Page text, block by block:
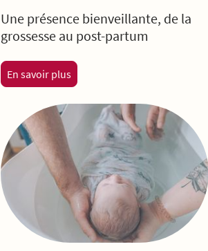
Une présence bienveillante, de la
grossesse au post-partum
En savoir plus